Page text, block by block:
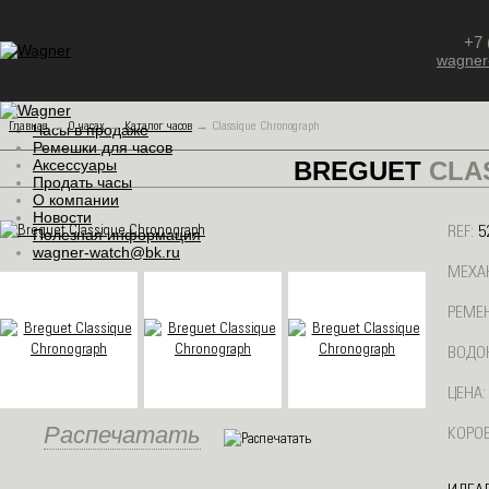
+7
Часы в продаже
Ремешки для часов
Аксессуары
Продать часы
О компании
Новости
Полезная информация
wagner-watch@bk.ru
Главная→О часах→Каталог часов → Classique Chronograph
BREGUET
Распечатать
REF:
ЦЕНА: